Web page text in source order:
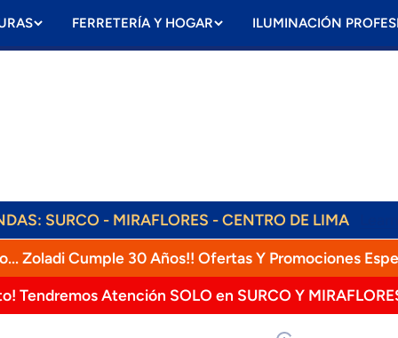
FERRETERÍA Y HOGAR ILUMINACIÓN
ENVÍOS DIARIOS! RAPPI, OLVA, SHALOM!
SURCO - MIRAFLORES - CENTRO DE LIMA
Zoladi Cumple 30 Años!! Ofertas Y Promociones
Tendremos Atención SOLO en SURCO Y